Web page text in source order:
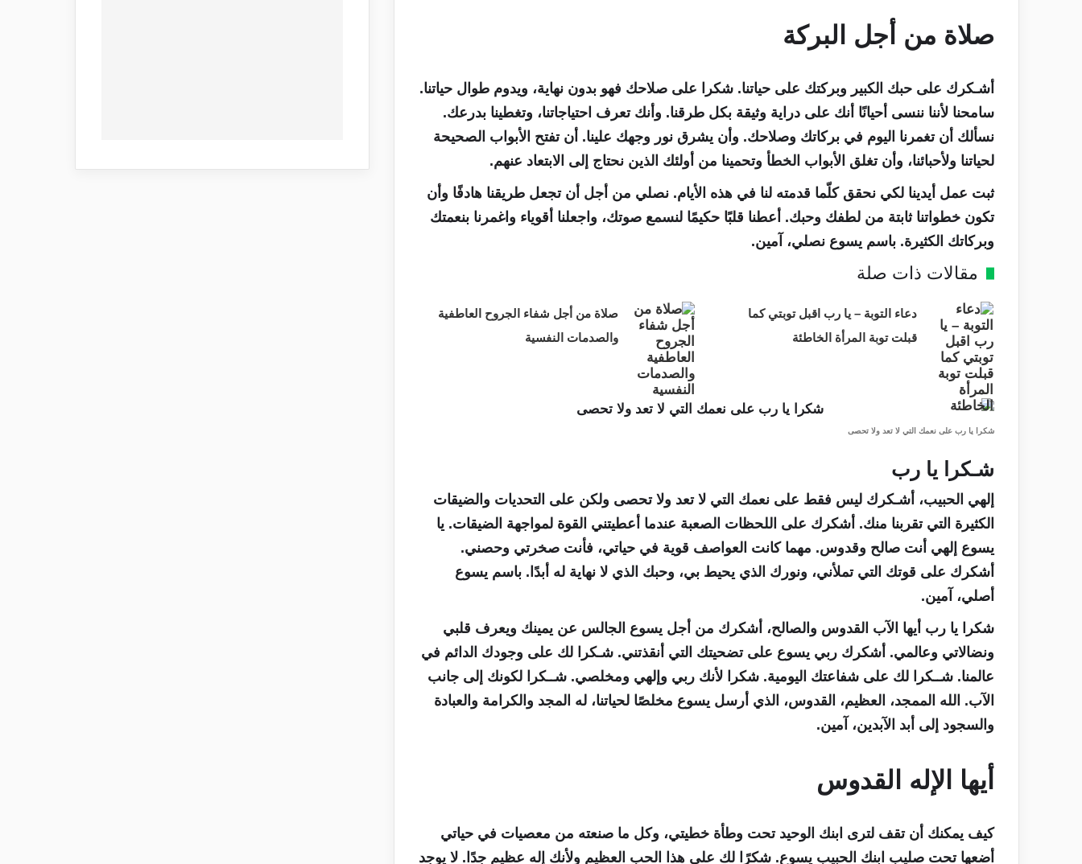
صلاة من أجل البركة
أشـكرك على حبك الكبير وبركتك على حياتنا. شكرا على صلاحك فهو بدون نهاية، ويدوم طوال حياتنا.
سامحنا لأننا ننسى أحيانًا أنك على دراية وثيقة بكل طرقنا. وأنك تعرف احتياجاتنا، وتغطينا بدرعك.
نسألك أن تغمرنا اليوم في بركاتك وصلاحك. وأن يشرق نور وجهك علينا. أن تفتح الأبواب الصحيحة
لحياتنا ولأحبائنا، وأن تغلق الأبواب الخطأ وتحمينا من أولئك الذين نحتاج إلى الابتعاد عنهم.
ثبت عمل أيدينا لكي نحقق كلّما قدمته لنا في هذه الأيام. نصلي من أجل أن تجعل طريقنا هادفًا وأن
تكون خطواتنا ثابتة من لطفك وحبك. أعطنا قلبًا حكيمًا لنسمع صوتك، واجعلنا أقوياء واغمرنا بنعمتك
وبركاتك الكثيرة. باسم يسوع نصلي، آمين.
مقالات ذات صلة
دعاء التوبة – يا رب اقبل توبتي كما
قبلت توبة المرأة الخاطئة
صلاة من أجل شفاء الجروح العاطفية
والصدمات النفسية
شكرا يا رب على نعمك التي لا تعد ولا تحصى
شـكرا يا رب
إلهي الحبيب، أشـكرك ليس فقط على نعمك التي لا تعد ولا تحصى ولكن على التحديات والضيقات
الكثيرة التي تقربنا منك. أشكرك على اللحظات الصعبة عندما أعطيتني القوة لمواجهة الضيقات. يا
يسوع إلهي أنت صالح وقدوس. مهما كانت العواصف قوية في حياتي، فأنت صخرتي وحصني.
أشكرك على قوتك التي تملأني، ونورك الذي يحيط بي، وحبك الذي لا نهاية له أبدًا. باسم يسوع
أصلي، آمين.
شكرا يا رب أيها الآب القدوس والصالح، أشكرك من أجل يسوع الجالس عن يمينك ويعرف قلبي
ونضالاتي وعالمي. أشكرك ربي يسوع على تضحيتك التي أنقذتني. شـكرا لك على وجودك الدائم في
عالمنا. شــكرا لك على شفاعتك اليومية. شكرا لأنك ربي وإلهي ومخلصي. شــكرا لكونك إلى جانب
الآب. الله الممجد، العظيم، القدوس، الذي أرسل يسوع مخلصًا لحياتنا، له المجد والكرامة والعبادة
والسجود إلى أبد الآبدين، آمين.
أيها الإله القدوس
كيف يمكنك أن تقف لترى ابنك الوحيد تحت وطأة خطيتي، وكل ما صنعته من معصيات في حياتي
أضعها تحت صليب ابنك الحبيب يسوع. شكرًا لك على هذا الحب العظيم ولأنك إله عظيم جدًا. لا يوجد